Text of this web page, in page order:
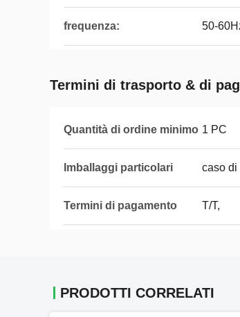
frequenza: 50-
Termini di trasporto & di
Quantità di ordine minimo 1 PC
Imballaggi particolari caso di
Termini di pagamento T/T,
PRODOTTI CORRELATI